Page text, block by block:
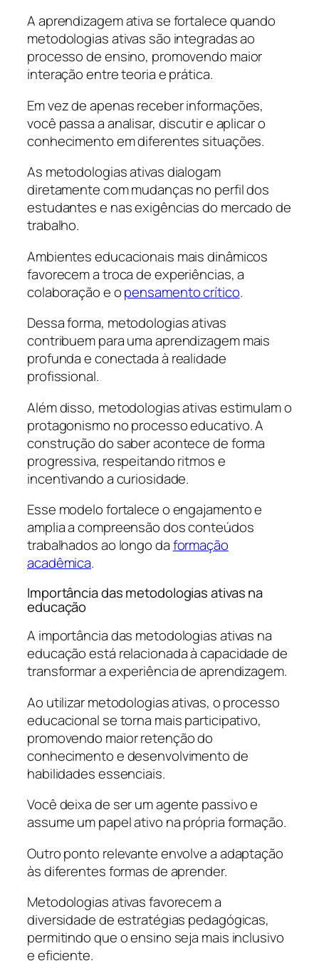
A aprendizagem ativa se fortalece quando
metodologias ativas são integradas ao
processo de ensino, promovendo maior
interação entre teoria e prática.
Em vez de apenas receber informações,
você passa a analisar, discutir e aplicar o
conhecimento em diferentes situações.
As metodologias ativas dialogam
diretamente com mudanças no perfil dos
estudantes e nas exigências do mercado de
trabalho.
Ambientes educacionais mais dinâmicos
favorecem a troca de experiências, a
colaboração e opensamento crítico.
Dessa forma, metodologias ativas
contribuem para uma aprendizagem mais
profunda e conectada à realidade
profissional.
Além disso, metodologias ativas estimulam o
protagonismo no processo educativo. A
construção do saber acontece de forma
progressiva, respeitando ritmos e
incentivando a curiosidade.
Esse modelo fortalece o engajamento e
amplia a compreensão dos conteúdos
trabalhados ao longo daformação
acadêmica.
Importância das metodologias ativas na
educação
A importância das metodologias ativas na
educação está relacionada à capacidade de
transformar a experiência de aprendizagem.
Ao utilizar metodologias ativas, o processo
educacional se torna mais participativo,
promovendo maior retenção do
conhecimento e desenvolvimento de
habilidades essenciais.
Você deixa de ser um agente passivo e
assume um papel ativo na própria formação.
Outro ponto relevante envolve a adaptação
às diferentes formas de aprender.
Metodologias ativas favorecem a
diversidade de estratégias pedagógicas,
permitindo que o ensino seja mais inclusivo
e eficiente.